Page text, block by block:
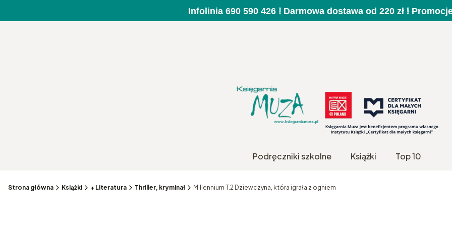
Infolinia 690 590 426 ❕ Darmowa dostawa od 220 zł ❕
Podręczniki szkolne Książki Top 10
Strona główna Książki + Literatura Thriller, kryminał Millennium T.2 Dziewczyna, która igrała z ogniem